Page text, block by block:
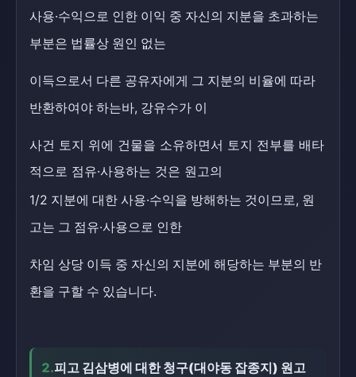
사용·수익으로 인한 이익 중 자신의 지분을 초과하는
부분은 법률상 원인 없는
이득으로서 다른 공유자에게 그 지분의 비율에 따라
반환하여야 하는바, 강유수가 이
사건 토지 위에 건물을 소유하면서 토지 전부를 배타
적으로 점유·사용하는 것은 원고의
1/2 지분에 대한 사용·수익을 방해하는 것이므로, 원
고는 그 점유·사용으로 인한
차임 상당 이득 중 자신의 지분에 해당하는 부분의 반
환을 구할 수 있습니다.
2.피고 김삼병에 대한 청구(대야동 잡종지) 원고